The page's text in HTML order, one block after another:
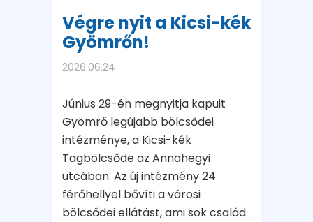
Végre nyit a Kicsi-kék
Gyömrőn!
2026.06.24
Június 29-én megnyitja kapuit
Gyömrő legújabb bölcsődei
intézménye, a Kicsi-kék
Tagbölcsőde az Annahegyi
utcában. Az új intézmény 24
férőhellyel bővíti a városi
bölcsődei ellátást, ami sok család